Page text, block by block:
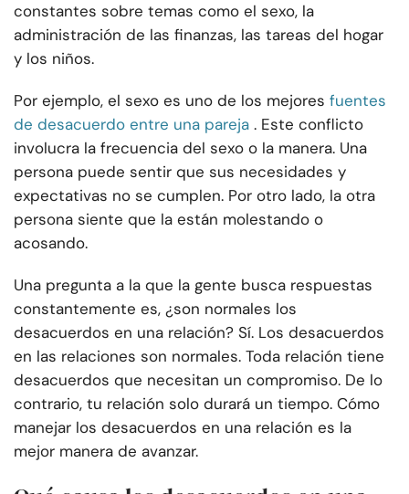
constantes sobre temas como el sexo, la
administración de las finanzas, las tareas del hogar
y los niños.
Por ejemplo, el sexo es uno de los mejores fuentes
de desacuerdo entre una pareja . Este conflicto
involucra la frecuencia del sexo o la manera. Una
persona puede sentir que sus necesidades y
expectativas no se cumplen. Por otro lado, la otra
persona siente que la están molestando o
acosando.
Una pregunta a la que la gente busca respuestas
constantemente es, ¿son normales los
desacuerdos en una relación? Sí. Los desacuerdos
en las relaciones son normales. Toda relación tiene
desacuerdos que necesitan un compromiso. De lo
contrario, tu relación solo durará un tiempo. Cómo
manejar los desacuerdos en una relación es la
mejor manera de avanzar.